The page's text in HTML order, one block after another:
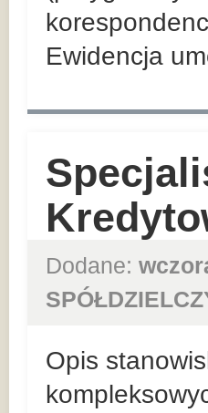
Ewidencja
Dodane:
Opis